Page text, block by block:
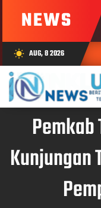
NEWS
wb_sunny AUG, 8 2026
Kunjungan